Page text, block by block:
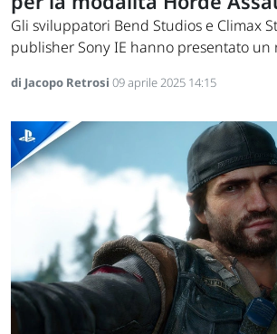
Gli sviluppatori Bend Studios e Climax
publisher Sony IE hanno presentato un
di Jacopo Retrosi 09 aprile 2025 14:15